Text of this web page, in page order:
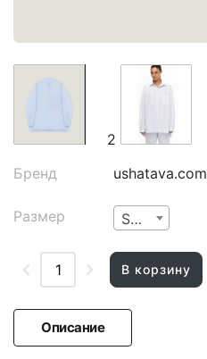
2
Бренд
ushatava.com
Размер Small
В корзину
Описание